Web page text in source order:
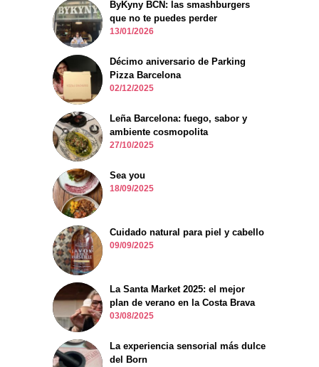
ByKyny BCN: las smashburgers
que no te puedes perder
13/01/2026
Décimo aniversario de Parking
Pizza Barcelona
02/12/2025
Leña Barcelona: fuego, sabor y
ambiente cosmopolita
27/10/2025
Sea you
18/09/2025
Cuidado natural para piel y cabello
09/09/2025
La Santa Market 2025: el mejor
plan de verano en la Costa Brava
03/08/2025
La experiencia sensorial más dulce
del Born